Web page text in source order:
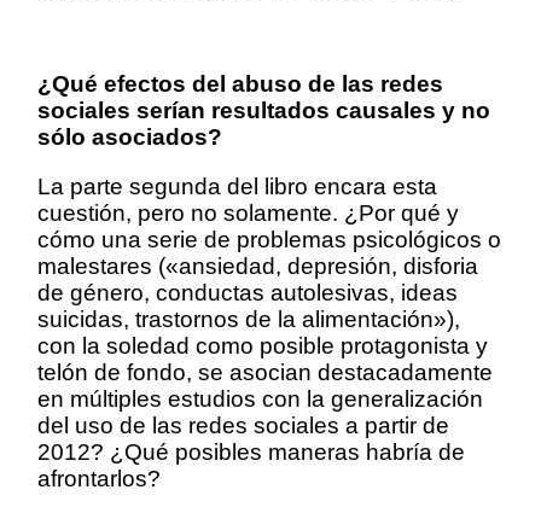
¿Qué efectos del abuso de las redes
sociales serían resultados causales y no
sólo asociados?
La parte segunda del libro encara esta
cuestión, pero no solamente. ¿Por qué y
cómo una serie de problemas psicológicos o
malestares («ansiedad, depresión, disforia
de género, conductas autolesivas, ideas
suicidas, trastornos de la alimentación»),
con la soledad como posible protagonista y
telón de fondo, se asocian destacadamente
en múltiples estudios con la generalización
del uso de las redes sociales a partir de
2012? ¿Qué posibles maneras habría de
afrontarlos?